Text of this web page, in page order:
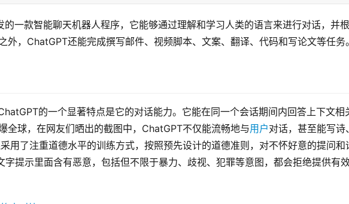
一款智能聊天机器人程序，它能够通过理解和学习人类的语言来进行对话，并
外，ChatGPT还能完成撰写邮件、视频脚本、文案、翻译、代码和写论文等任务。
的一个显著特点是它的对话能力。它能在同一个会话期间内回答上下文相
全球，在网友们晒出的截图中，ChatGPT不仅能流畅地与用户对话，甚至能写诗
用了注重道德水平的训练方式，按照预先设计的道德准则，对不怀好意的提问和
字提示里面含有恶意，包括但不限于暴力、歧视、犯罪等意图，都会拒绝提供有